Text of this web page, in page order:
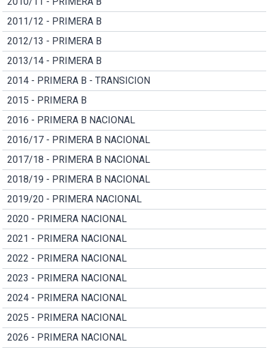
2011/12 - PRIMERA B
2012/13 - PRIMERA B
2013/14 - PRIMERA B
2014 - PRIMERA B - TRANSICION
2015 - PRIMERA B
2016 - PRIMERA B NACIONAL
2016/17 - PRIMERA B NACIONAL
2017/18 - PRIMERA B NACIONAL
2018/19 - PRIMERA B NACIONAL
2019/20 - PRIMERA NACIONAL
2020 - PRIMERA NACIONAL
2021 - PRIMERA NACIONAL
2022 - PRIMERA NACIONAL
2023 - PRIMERA NACIONAL
2024 - PRIMERA NACIONAL
2025 - PRIMERA NACIONAL
2026 - PRIMERA NACIONAL